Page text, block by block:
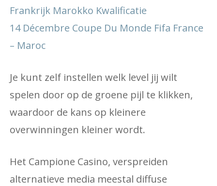
Frankrijk Marokko Kwalificatie
14 Décembre Coupe Du Monde Fifa France
– Maroc
Je kunt zelf instellen welk level jij wilt
spelen door op de groene pijl te klikken,
waardoor de kans op kleinere
overwinningen kleiner wordt.
Het Campione Casino, verspreiden
alternatieve media meestal diffuse